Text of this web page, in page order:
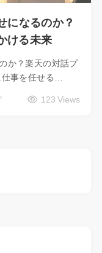
になるのか？
ける未来
か？楽天の対話プ
事を任せる…
123 Views